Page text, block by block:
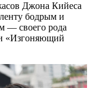
Джона Кийеса
бодрым и
— своего рода
«Изгоняющий